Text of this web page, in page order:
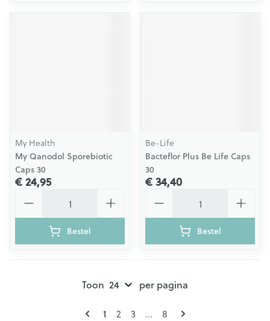
My Health
My Qanodol Sporebiotic
Caps 30
€ 24,95
Bestel
Be-Life
Bacteflor Plus Be Life Caps
30
€ 34,40
Bestel
Pagina's
U lees momenteel pagina
1 Pagina
2 Pagina
3 ... Pagina
8
Toon per pagina